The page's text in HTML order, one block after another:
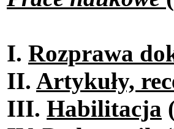
I. Rozprawa
II. Artykuły,
III. Habilitacja